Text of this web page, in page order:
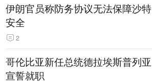
伊朗官员称防务协议无法保障沙特
安全
2
哥伦比亚新任总统德拉埃斯普列亚
宣誓就职